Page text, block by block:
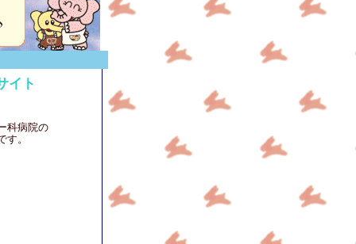
イト
科病院の
。